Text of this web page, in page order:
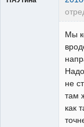
Мы
не
там
как